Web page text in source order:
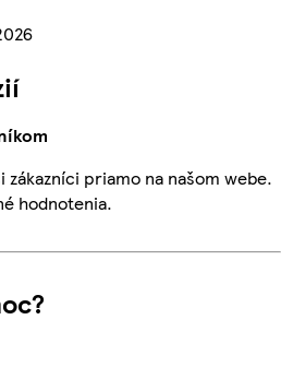
priamo na našom webe.
hodnotenia.